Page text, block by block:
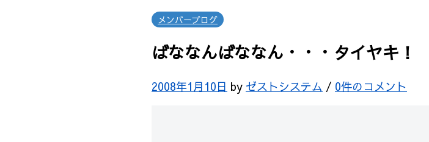
メンバーブログ
ばななんばななん・・・タイヤキ！
2008年1月10日 by ゼストシステム / 0件のコメント